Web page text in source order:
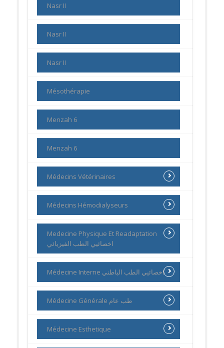
Nasr II
Nasr II
Nasr II
Mésothérapie
Menzah 6
Menzah 6
Médecins Vétérinaires
Médecins Hémodialyseurs
Medecine Physique Et Readaptation
اخصائيي الطب الفيزيائي
Médecine Interne اخصائيي الطب الباطني
Médecine Générale طب عام
Médecine Esthetique